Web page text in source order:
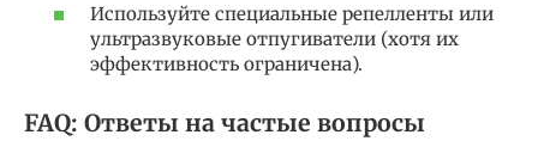
Используйте специальные репелленты или
ультразвуковые отпугиватели (хотя их
эффективность ограничена).
FAQ: Ответы на частые вопросы